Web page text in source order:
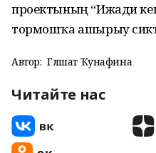
проектының “Ижади
тормошҡа ашырыу
Автор: Гөлшат Ҡунафина
Читайте нас